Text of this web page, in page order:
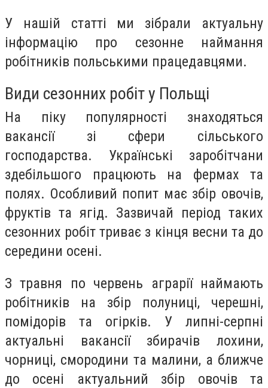
У нашій статті ми зібрали актуальну
інформацію про сезонне наймання
робітників польськими працедавцями.
Види сезонних робіт у Польщі
На піку популярності знаходяться
вакансії зі сфери сільського
господарства. Українські заробітчани
здебільшого працюють на фермах та
полях. Особливий попит має збір овочів,
фруктів та ягід. Зазвичай період таких
сезонних робіт триває з кінця весни та до
середини осені.
З травня по червень аграрії наймають
робітників на збір полуниці, черешні,
помідорів та огірків. У липні-серпні
актуальні вакансії збирачів лохини,
чорниці, смородини та малини, а ближче
до осені актуальний збір овочів та